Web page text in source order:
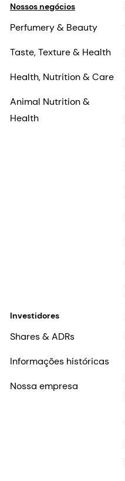
Nossos negócios
Perfumery & Beauty
Taste, Texture & Health
Health, Nutrition & Care
Animal Nutrition &
Health
Investidores
Shares & ADRs
Informações históricas
Nossa empresa